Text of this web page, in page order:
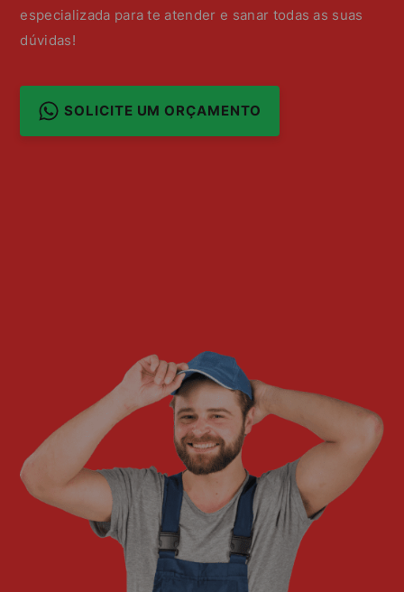
especializada para te atender e sanar todas as suas
dúvidas!
SOLICITE UM ORÇAMENTO